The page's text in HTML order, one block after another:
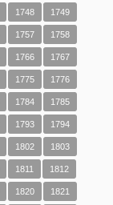
1748 1749
1757 1758
1766 1767
1775 1776
1784 1785
1793 1794
1802 1803
1811 1812
1820 1821